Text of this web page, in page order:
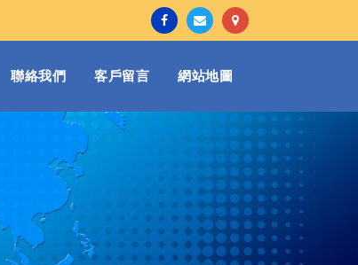
聯絡我們 客戶留言 網站地圖